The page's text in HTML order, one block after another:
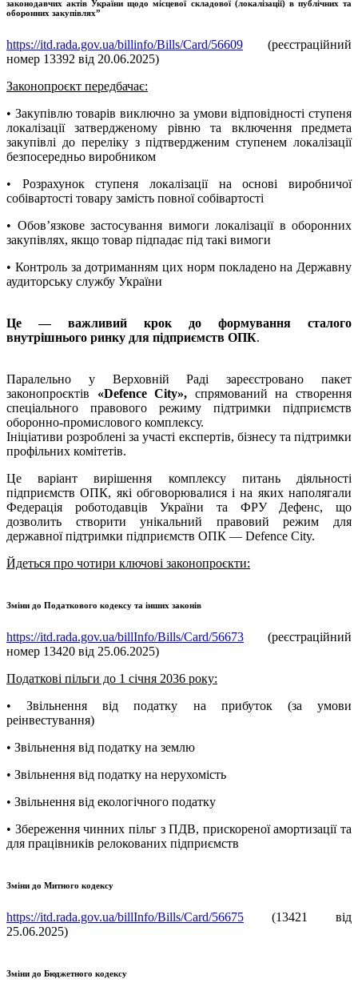
законодавчих актів України щодо місцевої складової (локалізації) в публічних та
оборонних закупівлях”
https://itd.rada.gov.ua/billinfo/Bills/Card/56609 (реєстраційний
номер 13392 від 20.06.2025)
Законопроєкт передбачає:
• Закупівлю товарів виключно за умови відповідності ступеня
локалізації затвердженому рівню та включення предмета
закупівлі до переліку з підтвердженим ступенем локалізації
безпосередньо виробником
• Розрахунок ступеня локалізації на основі виробничої
собівартості товару замість повної собівартості
• Обов’язкове застосування вимоги локалізації в оборонних
закупівлях, якщо товар підпадає під такі вимоги
• Контроль за дотриманням цих норм покладено на Державну
аудиторську службу України
Це — важливий крок до формування сталого
внутрішнього ринку для підприємств ОПК.
Паралельно у Верховній Раді зареєстровано пакет
законопроєктів «Defence City», спрямований на створення
спеціального правового режиму підтримки підприємств
оборонно-промислового комплексу.
Ініціативи розроблені за участі експертів, бізнесу та підтримки
профільних комітетів.
Це варіант вирішення комплексу питань діяльності
підприємств ОПК, які обговорювалися і на яких наполягали
Федерація роботодавців України та ФРУ Дефенс, що
дозволить створити унікальний правовий режим для
державної підтримки підприємств ОПК — Defence City.
Йдеться про чотири ключові законопроєкти:
Зміни до Податкового кодексу та інших законів
https://itd.rada.gov.ua/billInfo/Bills/Card/56673 (реєстраційний
номер 13420 від 25.06.2025)
Податкові пільги до 1 січня 2036 року:
• Звільнення від податку на прибуток (за умови
реінвестування)
• Звільнення від податку на землю
• Звільнення від податку на нерухомість
• Звільнення від екологічного податку
• Збереження чинних пільг з ПДВ, прискореної амортизації та
для працівників релокованих підприємств
Зміни до Митного кодексу
https://itd.rada.gov.ua/billInfo/Bills/Card/56675 (13421 від
25.06.2025)
Зміни до Бюджетного кодексу